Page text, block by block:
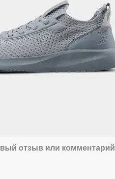
отзыв или комментарий